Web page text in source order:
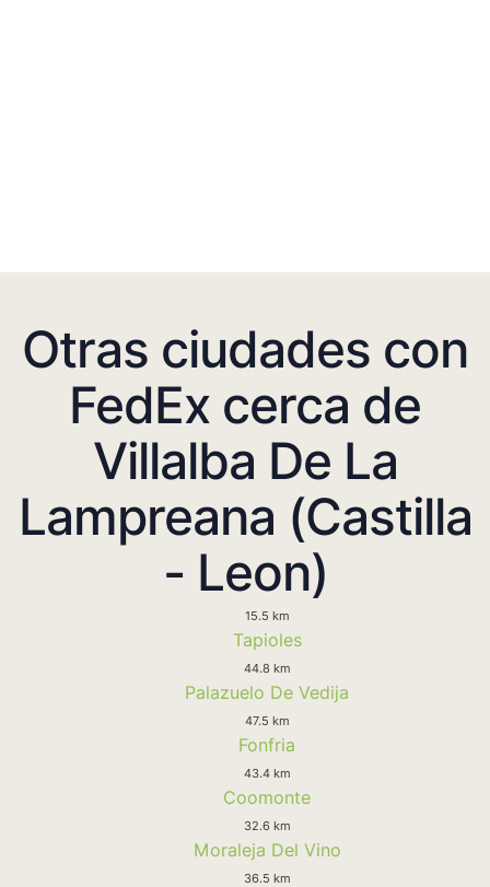
Otras ciudades con
FedEx cerca de
Villalba De La
Lampreana (Castilla
- Leon)
15.5 km
Tapioles
44.8 km
Palazuelo De Vedija
47.5 km
Fonfria
43.4 km
Coomonte
32.6 km
Moraleja Del Vino
36.5 km